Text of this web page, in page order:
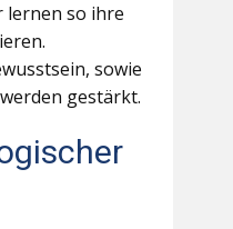
lernen so ihre
sowie
gestärkt.